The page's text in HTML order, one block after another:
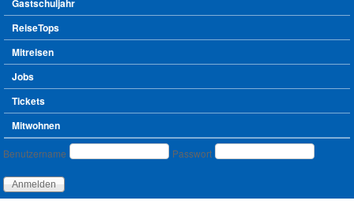
Gastschuljahr
ReiseTops
Mitreisen
Jobs
Tickets
Mitwohnen
Benutzeranmeldung
Benutzername Passwort